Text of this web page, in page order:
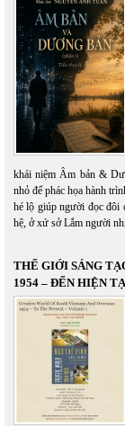
khái niệm Âm bản &
nhỏ để phác họa hành
hé lộ giúp người đọc đôi
hệ, ở xứ sở Lắm người
THẾ GIỚI SÁNG
1954 – ĐẾN HIỆN